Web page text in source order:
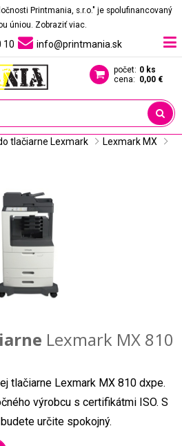
Printmania, s.r.o." je spolufinancovaný
úniou. Zobraziť viac.
10 info@printmania.sk
počet: 0 ks
cena: 0,00 €
tlačiarne Lexmark
Lexmark MX
Lexmark MX 810
tlačiarne Lexmark MX 810 dxpe.
výrobcu s certifikátmi ISO. S
budete určite spokojný.